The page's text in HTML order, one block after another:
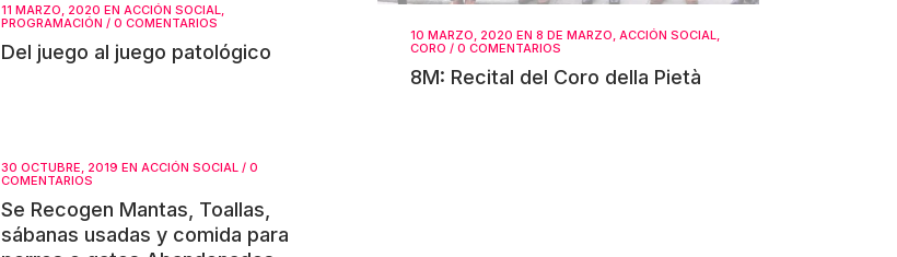
11 MARZO, 2020 EN ACCIÓN SOCIAL,
PROGRAMACIÓN / 0 COMENTARIOS
Del juego al juego patológico
10 MARZO, 2020 EN 8 DE MARZO, ACCIÓN SOCIAL,
CORO / 0 COMENTARIOS
8M: Recital del Coro della Pietà
30 OCTUBRE, 2019 EN ACCIÓN SOCIAL / 0
COMENTARIOS
Se Recogen Mantas, Toallas,
sábanas usadas y comida para